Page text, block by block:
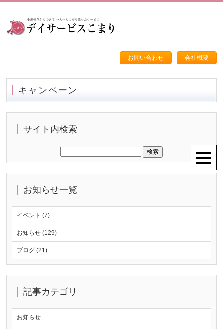
お問い合わせ 会社概要
キャンペーン
サイト内検索
お知らせ一覧
イベント (7)
お知らせ (129)
ブログ (21)
記事カテゴリ
お知らせ